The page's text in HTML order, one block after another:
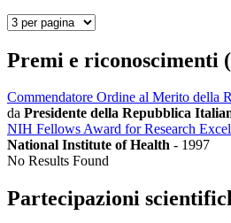
Premi e riconoscimenti
Commendatore Ordine al Merito della
da Presidente della Repubblica
NIH Fellows Award for Research
National Institute of Health - 1997
No Results Found
Partecipazioni